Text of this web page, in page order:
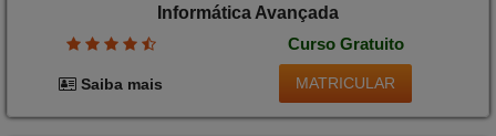
Informática Avançada
Curso Gratuito
Saiba mais MATRICULAR